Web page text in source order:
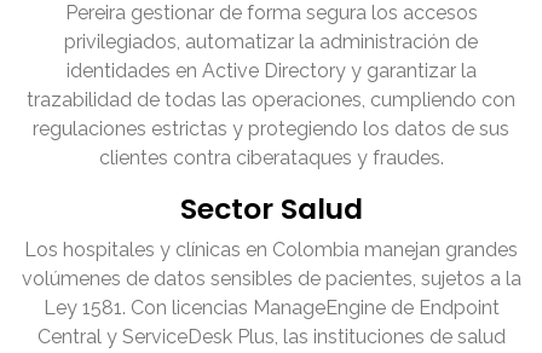
Pereira gestionar de forma segura los accesos
privilegiados, automatizar la administración de
identidades en Active Directory y garantizar la
trazabilidad de todas las operaciones, cumpliendo con
regulaciones estrictas y protegiendo los datos de sus
clientes contra ciberataques y fraudes.
Sector Salud
Los hospitales y clínicas en Colombia manejan grandes
volúmenes de datos sensibles de pacientes, sujetos a la
Ley 1581. Con licencias ManageEngine de Endpoint
Central y ServiceDesk Plus, las instituciones de salud